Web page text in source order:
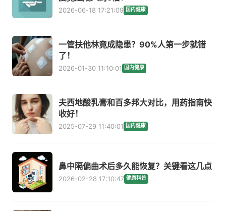
2026-06-18 17:21:09 国内健康
一管扶他林竟成隐患？90%人第一步就错
了！
2026-01-30 11:10:01 国内健康
夫西地酸乳膏和百多邦大对比，用药指南快
收好！
2025-07-29 11:40:01 国内健康
鼻中隔偏曲术后多久能恢复？关键看这几点
2026-02-28 17:10:47 健康科普